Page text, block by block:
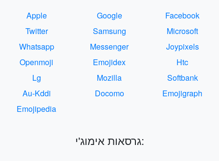
Apple Google
Facebook
Twitter
Samsung
Microsoft
Whatsapp
Messenger
Joypixels
Openmoji
Emojidex
Htc
Lg
Mozilla
Softbank
Au-Kddi
Docomo
Emojigraph
Emojipedia
גרסאות אימוג'י: